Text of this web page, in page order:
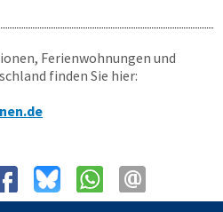
Ferienwohnungen und
finden Sie hier: